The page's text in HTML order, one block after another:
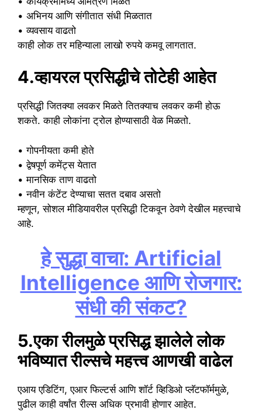
• अभिनय आणि संगीतात संधी मिळतात
• व्यवसाय वाढतो
काही लोक तर महिन्याला लाखो रुपये कमवू लागतात.
4.व्हायरल प्रसिद्धीचे तोटेही आहेत
प्रसिद्धी जितक्या लवकर मिळते तितक्याच लवकर कमी होऊ
शकते. काही लोकांना ट्रोल होण्यासाठी वेळ मिळतो.
• गोपनीयता कमी होते
• द्वेषपूर्ण कमेंट्स येतात
• मानसिक ताण वाढतो
• नवीन कंटेंट देण्याचा सतत दबाव असतो
म्हणून, सोशल मीडियावरील प्रसिद्धी टिकवून ठेवणे देखील महत्त्वाचे
आहे.
हे सुद्धा वाचा: Artificial
Intelligence आणि रोजगार:
संधी की संकट?
5.एका रीलमुळे प्रसिद्ध झालेले लोक
भविष्यात रील्सचे महत्त्व आणखी वाढेल
एआय एडिटिंग, एआर फिल्टर्स आणि शॉर्ट व्हिडिओ प्लॅटफॉर्ममुळे,
पुढील काही वर्षांत रील्स अधिक प्रभावी होणार आहेत.